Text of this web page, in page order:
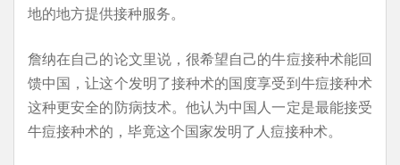
地的地方提供接种服务。
詹纳在自己的论文里说，很希望自己的牛痘接种术能回
馈中国，让这个发明了接种术的国度享受到牛痘接种术
这种更安全的防病技术。他认为中国人一定是最能接受
牛痘接种术的，毕竟这个国家发明了人痘接种术。